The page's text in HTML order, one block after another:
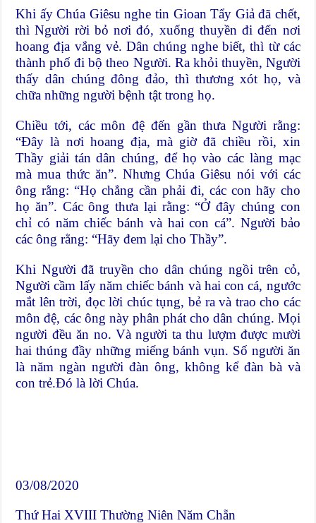
Khi ấy Chúa Giêsu nghe tin Gioan Tẩy Giả đã chết,
thì Người rời bỏ nơi đó, xuống thuyền đi đến nơi
hoang địa vắng vẻ. Dân chúng nghe biết, thì từ các
thành phố đi bộ theo Người. Ra khỏi thuyền, Người
thấy dân chúng đông đảo, thì thương xót họ, và
chữa những người bệnh tật trong họ.
Chiều tới, các môn đệ đến gần thưa Người rằng:
“Đây là nơi hoang địa, mà giờ đã chiều rồi, xin
Thầy giải tán dân chúng, để họ vào các làng mạc
mà mua thức ăn”. Nhưng Chúa Giêsu nói với các
ông rằng: “Họ chẳng cần phải đi, các con hãy cho
họ ăn”. Các ông thưa lại rằng: “Ở đây chúng con
chỉ có năm chiếc bánh và hai con cá”. Người bảo
các ông rằng: “Hãy đem lại cho Thầy”.
Khi Người đã truyền cho dân chúng ngồi trên cỏ,
Người cầm lấy năm chiếc bánh và hai con cá, ngước
mắt lên trời, đọc lời chúc tụng, bẻ ra và trao cho các
môn đệ, các ông này phân phát cho dân chúng. Mọi
người đều ăn no. Và người ta thu lượm được mười
hai thúng đầy những miếng bánh vụn. Số người ăn
là năm ngàn người đàn ông, không kể đàn bà và
con trẻ.Đó là lời Chúa.
03/08/2020
Thứ Hai XVIII Thường Niên Năm Chẵn